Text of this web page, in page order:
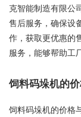
克智能制造有限公
售后服务，确保设
作，获取更优惠的
服务，能够帮助工
饲料码垛机的
饲料码垛机的价格